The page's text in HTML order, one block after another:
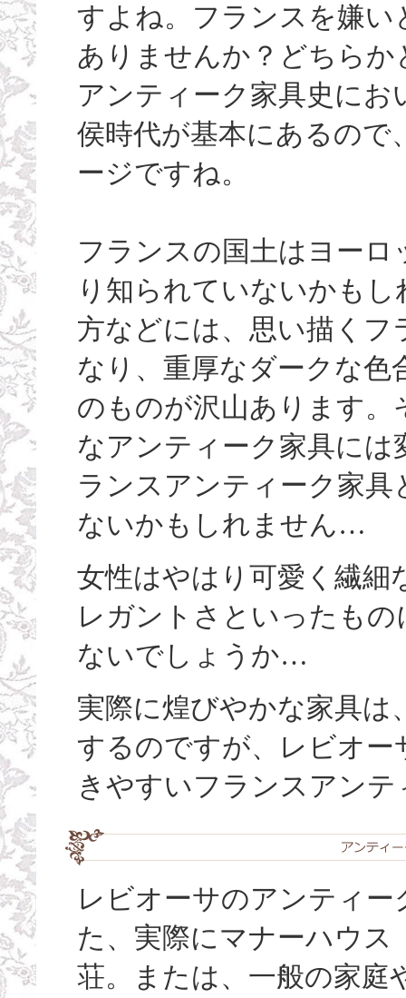
すよね。フランスを嫌
ありませんか？どちら
アンティーク家具史に
侯時代が基本にあるので
ージですね。
フランスの国土はヨー
り知られていないかも
方などには、思い描く
なり、重厚なダークな色
のものが沢山あります
なアンティーク家具に
ランスアンティーク家
ないかもしれません…
女性はやはり可愛く繊細
レガントさといったも
ないでしょうか…
実際に煌びやかな家具
するのですが、レビオ
きやすいフランスアン
レビオーサのアンティー
た、実際にマナーハウス
荘。または、一般の家庭